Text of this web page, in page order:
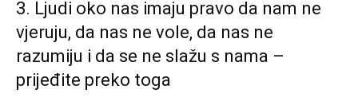
3. Ljudi oko nas imaju pravo da nam ne
vjeruju, da nas ne vole, da nas ne
razumiju i da se ne slažu s nama –
prijeđite preko toga